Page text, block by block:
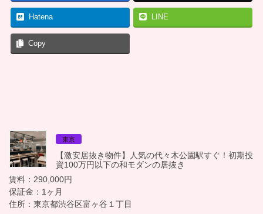
Hatena LINE
Copy
東京
【激安居抜き物件】人気の代々木公園駅すぐ！初期投
資100万円以下の和モダンの居抜き
賃料：290,000円
保証金：1ヶ月
住所：東京都渋谷区富ヶ谷１丁目